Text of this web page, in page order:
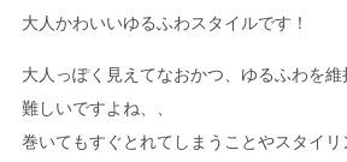
大人かわいいゆるふわスタイルです！
大人っぽく見えてなおかつ、ゆるふわを
難しいですよね、、
巻いてもすぐとれてしまうことやスタイ